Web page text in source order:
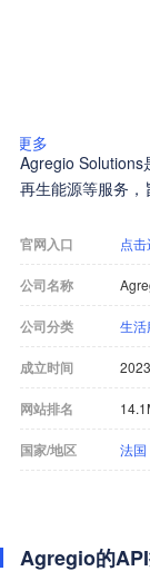
更多
Agregio Solutions
再生能源等服务
官网入口 点击
公司名称
公司分类 生活
成立时间
网站排名
国家/地区 法国
Agregio的API